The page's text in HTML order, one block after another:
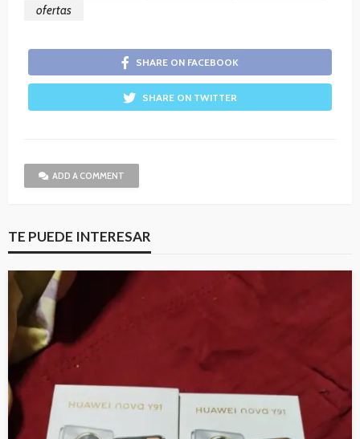
ofertas
SHARE ON FACEBOOK
SHARE ON TWITTER
ADD A COMMENT
TE PUEDE INTERESAR